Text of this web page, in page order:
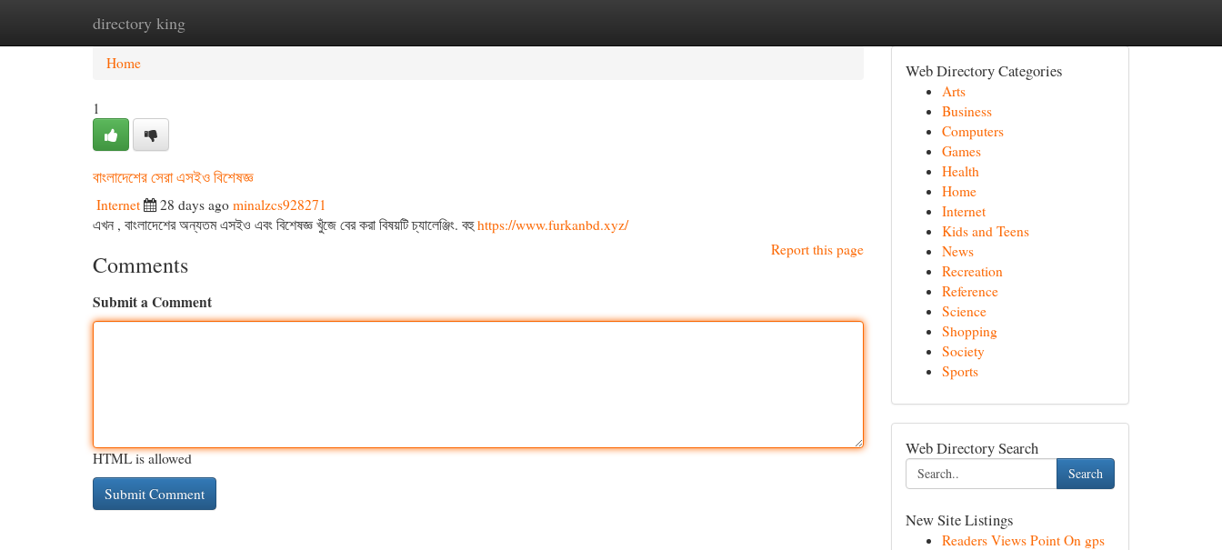
directory king
Home New Site Listings
Home
1
বাংলাদেশের সেরা এসইও বিশেষজ্ঞ
Internet 28 days ago minalzcs928271
এখন , বাংলাদেশের অন্যতম এসইও এবং বিশেষজ্ঞ খুঁজে বের করা বিষয়টি চ্যালেঞ্জিং. বহুhttps://www.furkanbd.xyz/
Report this page
Comments
Submit a Comment
HTML is allowed
Web Directory Categories
Arts
Business
Computers
Games
Health
Home
Internet
Kids and Teens
News
Recreation
Reference
Science
Shopping
Society
Sports
Web Directory Search
Search
New Site Listings
Readers Views Point On gps